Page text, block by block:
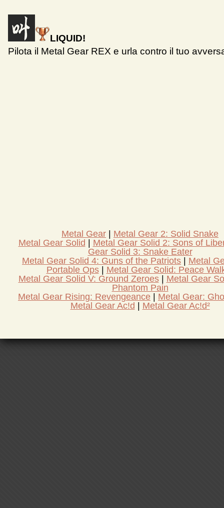
LIQUID!
Pilota il Metal Gear REX e urla contro il tuo
Metal Gear
Metal Gear 2: Solid Snake
Metal Gear Solid
Metal Gear Solid 2: Sons of
Gear Solid 3: Snake Eater
Metal Gear Solid 4: Guns of the Patriots
Metal
Portable Ops
Metal Gear Solid: Peace
Metal Gear Solid V: Ground Zeroes
Metal Gear
Phantom Pain
Metal Gear Rising: Revengeance
Metal Gear:
Metal Gear Ac!d
Metal Gear Ac!d²